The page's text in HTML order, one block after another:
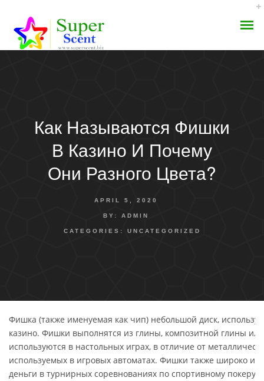
AROMA DIFFUSER
Как Называются Фишки
В Казино И Почему
Они Разного Цвета?
APRIL 5, 2020
BY: ADMIN
CATEGORIES: UNCATEGORIZED
Фишка (также именуемая как чип) небольшой диск,
казино. Фишки выполнятся из глины, композитной глины
используются в настольных играх, в отличие от
используемых в игровых автоматах. Фишки также широко
деньги в турнирных соревнованиях по спортивному покеру.